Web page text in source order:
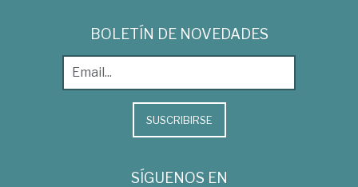
BOLETÍN DE NOVEDADES
SUSCRIBIRSE
SÍGUENOS EN